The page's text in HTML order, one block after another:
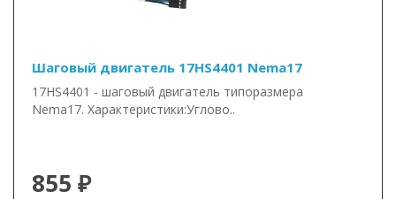
Шаговый двигатель 17HS4401 Nema17
17HS4401 - шаговый двигатель типоразмера
Nema17. Характеристики:Углово..
855 ₽